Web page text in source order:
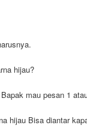
hijau?
mau pesan 1
hijau Bisa diantar